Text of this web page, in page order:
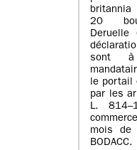
20
Deruelle
sont à
le portail
par les
L.
mois de
BODACC.